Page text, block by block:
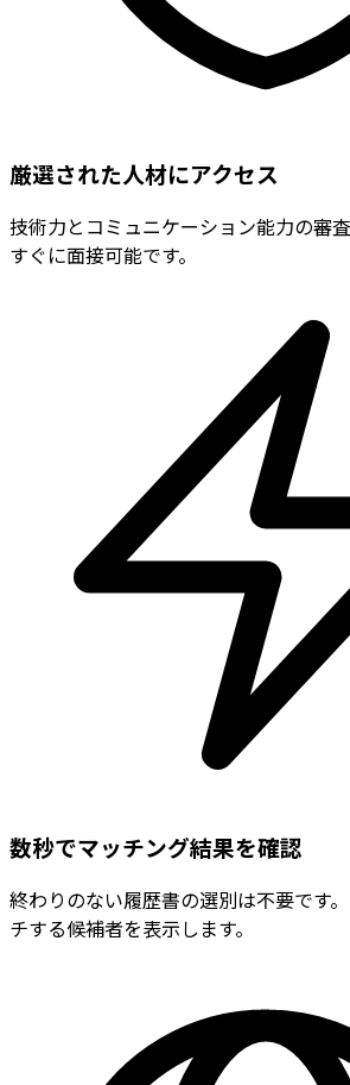
厳選された人材にアクセス
技術力とコミュニケーション能力の審
すぐに面接可能です。
数秒でマッチング結果を確認
終わりのない履歴書の選別は不要です
チする候補者を表示します。